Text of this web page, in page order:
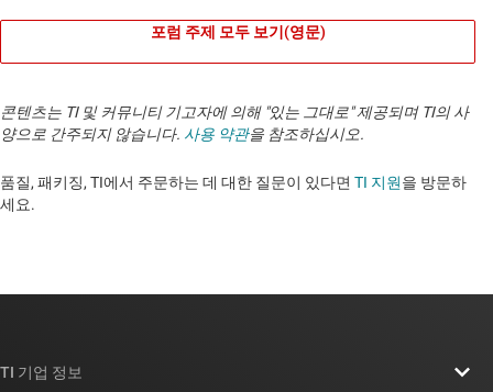
포럼 주제 모두 보기(영문)
콘텐츠는 TI 및 커뮤니티 기고자에 의해 "있는 그대로" 제공되며 TI의 사
양으로 간주되지 않습니다. 사용 약관을 참조하십시오.
품질, 패키징, TI에서 주문하는 데 대한 질문이 있다면 TI 지원을 방문하
세요.
TI 기업 정보